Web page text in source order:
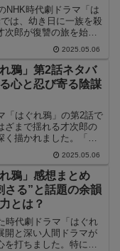
次郎と英里の関係が視
理由を掘り下げて解説
NHK時代劇ドラマ「は
は、幼き日に一族を殺
次郎が復讐の旅を始め
かれました。本記事で
はぐれ鴉」「第1話」
ったキーワードで検索
、第1話のストーリーの
やすく解説します。キ
の展開の考察も交え
前にチェックすべきポ
した。
2025.05.06
鴉」第2話ネタバ
心と忍び寄る陰謀
「はぐれ鴉」の第2話で
ざまで揺れる才次郎の
く描かれました。「ド
」「第2話」「ネタバ
方に向けて、物語の展
化、新たな伏線などを
。第1話で芽生えた疑念
近づく中、竹田藩の内
び上がり、ストーリ
と進んでいきます。
2025.05.06
鴉」感想まとめ
さる”と話題の余韻
とは？
時代劇ドラマ「はぐれ
開と深い人間ドラマが
を打ちました。特に